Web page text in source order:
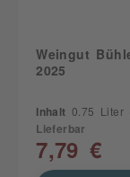
Weingut
2025
Inhalt 0.75 Liter
Lieferbar
7,79 €